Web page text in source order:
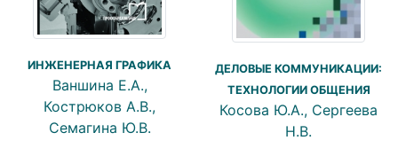
ИНЖЕНЕРНАЯ ГРАФИКА
Ваншина Е.А.,
Кострюков А.В.,
Семагина Ю.В.
ДЕЛОВЫЕ КОММУНИКАЦИИ:
ТЕХНОЛОГИИ ОБЩЕНИЯ
Косова Ю.А., Сергеева
Н.В.